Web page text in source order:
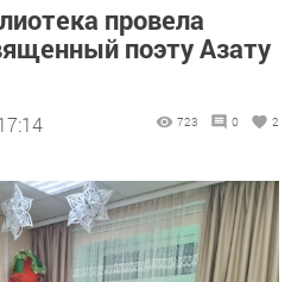
провела
поэту Азату
723 0 2